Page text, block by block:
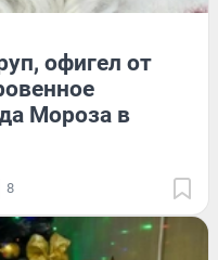
офигел от
Мороза в
8